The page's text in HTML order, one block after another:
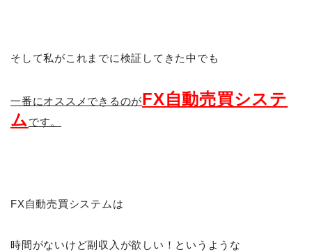
そして私がこれまでに検証してきた中でも
一番にオススメできるのがFX自動売買システ
ム です。
FX自動売買システムは
時間がないけど副収入が欲しい！というような